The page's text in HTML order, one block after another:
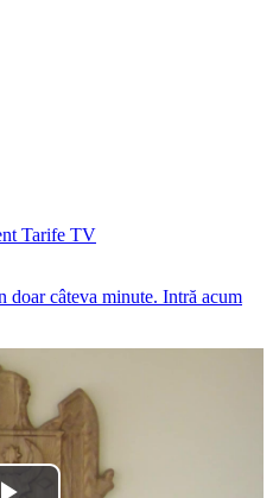
Tarife TV
doar câteva minute. Intră acum